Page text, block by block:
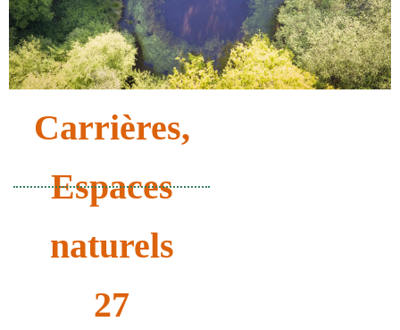
Carrières,
Espaces
naturels
27